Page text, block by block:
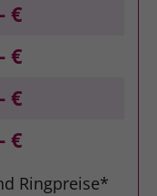
€
€
€
€
Ringpreise*